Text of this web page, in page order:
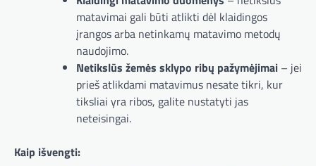
matavimai gali būti atlikti dėl klaidingos
įrangos arba netinkamų matavimo metodų
naudojimo.
Netikslūs žemės sklypo ribų pažymėjimai – jei
prieš atlikdami matavimus nesate tikri, kur
tiksliai yra ribos, galite nustatyti jas
neteisingai.
Kaip išvengti: